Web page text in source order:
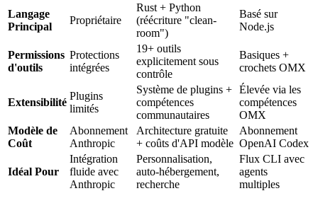
Langage
Principal
Propriétaire
Rust + Python
(réécriture "clean-
room")
Basé sur
Node.js
Permissions
d'outils
Protections
intégrées
19+ outils
explicitement sous
contrôle
Basiques +
crochets OMX
Extensibilité
Plugins
limités
Système de plugins +
compétences
communautaires
Élevée via les
compétences
OMX
Modèle de
Coût
Abonnement
Anthropic
Architecture gratuite
+ coûts d'API modèle
Abonnement
OpenAI Codex
Idéal Pour
Intégration
fluide avec
Anthropic
Personnalisation,
auto-hébergement,
recherche
Flux CLI avec
agents
multiples